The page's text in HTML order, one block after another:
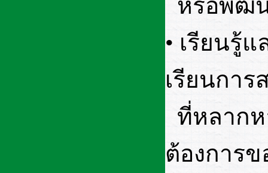
หรือพัฒ
• เรียนรู้
เรียนการ
ที่หลาก
ต้องการ